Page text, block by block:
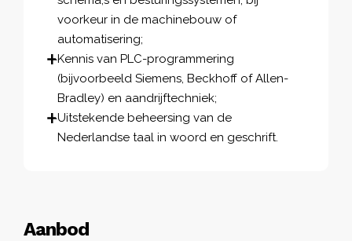
Aanbod
voorkeur in de machinebouw of
automatisering;
Kennis van PLC-programmering
(bijvoorbeeld Siemens, Beckhoff of Allen-
Bradley) en aandrijftechniek;
Uitstekende beheersing van de
Nederlandse taal in woord en geschrift.